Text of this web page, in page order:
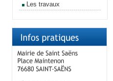
Les travaux